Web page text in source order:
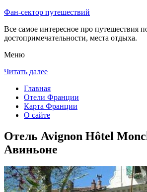
Фан-сектор путешествий
Все самое интересное про путешествия
достопримечательности, места отдыха.
Меню
Читать далее
Главная
Отели Франции
Карта Франции
О сайте
Отель Avignon Hôtel
Авиньоне